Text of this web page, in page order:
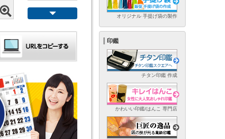
オリジナル 手提げ袋の製作
印鑑
チタン印鑑 作成
かわいい印鑑/はんこ 専門店